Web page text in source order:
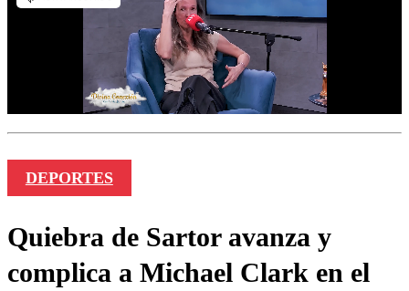
DEPORTES
Quiebra de Sartor avanza y
complica a Michael Clark en el